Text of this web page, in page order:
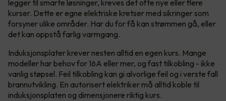
legger til smarte løsninger, kreves det ofte nye eller flere
kurser. Dette er egne elektriske kretser med sikringer som
forsyner ulike områder. Har du for få kan strømmen gå, eller
det kan oppstå farlig varmgang.
Induksjonsplater krever nesten alltid en egen kurs. Mange
modeller har behov for 16A eller mer, og fast tilkobling - ikke
vanlig støpsel. Feil tilkobling kan gi alvorlige feil og i verste fall
brannutvikling. En autorisert elektriker må alltid koble til
induksjonsplaten og dimensjonere riktig kurs.